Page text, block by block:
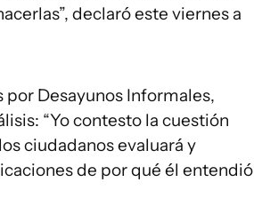
declaró este viernes a
Desayunos Informales,
“Yo contesto la cuestión
ciudadanos evaluará y
de por qué él entendió